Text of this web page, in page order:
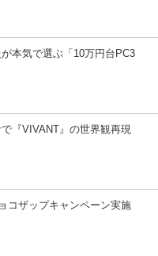
本気で選ぶ「10万円台PC3
『VIVANT』の世界観再現
コザップキャンペーン実施